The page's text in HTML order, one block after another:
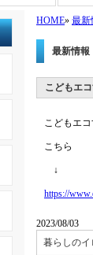
HOME» 最新
最新情報
こどもエ
こどもエ
こちら
↓
https://
2023/08/03
暮らしのイ